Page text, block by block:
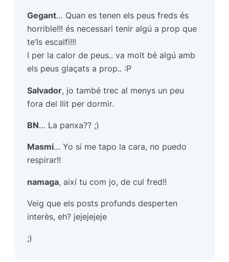
Gegant… Quan es tenen els peus freds és
horrible!!! és necessari tenir algú a prop que
te’ls escalfi!!!
I per la calor de peus.. va molt bé algú amb
els peus glaçats a prop.. :P
Salvador, jo també trec al menys un peu
fora del llit per dormir.
BN… La panxa?? ;)
Masmi… Yo si me tapo la cara, no puedo
respirar!!
namaga, així tu com jo, de cul fred!!
Veig que els posts profunds desperten
interès, eh? jejejejeje
;)